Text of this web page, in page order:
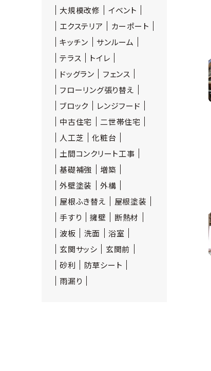
大規模改修
イベント
エクステリア
カーポート
キッチン
サンルーム
テラス
トイレ
ドッグラン
フェンス
フローリング張り替え
ブロック
レンジフード
中古住宅
二世帯住宅
人工芝
化粧台
土間コンクリート工事
基礎補強
増築
外壁塗装
外構
屋根ふき替え
屋根塗装
手すり
擁壁
断熱材
波板
洗面
浴室
玄関サッシ
玄関前
砂利
防草シート
雨漏り